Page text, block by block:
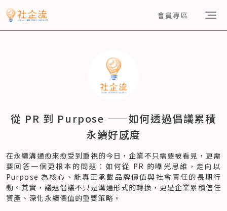
會員專區
從 PR 到 Purpose ——如何透過倡議累積
永續好感度
在永續溝通愈來愈受到重視的今日，企業不只需要被看見，更需
要回答一個更根本的問題：如何從 PR 的曝光思維，走向以
Purpose 為核心、能真正承載品牌價值與社會責任的長期行
動。其實，議題倡議不只是溝通形式的轉換，更是企業累積信任
資產、深化永續價值的重要策略。